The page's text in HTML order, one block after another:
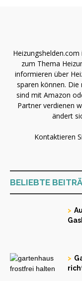
zum Thema
informieren über
sparen können.
sind mit Amazon
Partner verdienen
ändert
Kontaktieren
BELIEBTE